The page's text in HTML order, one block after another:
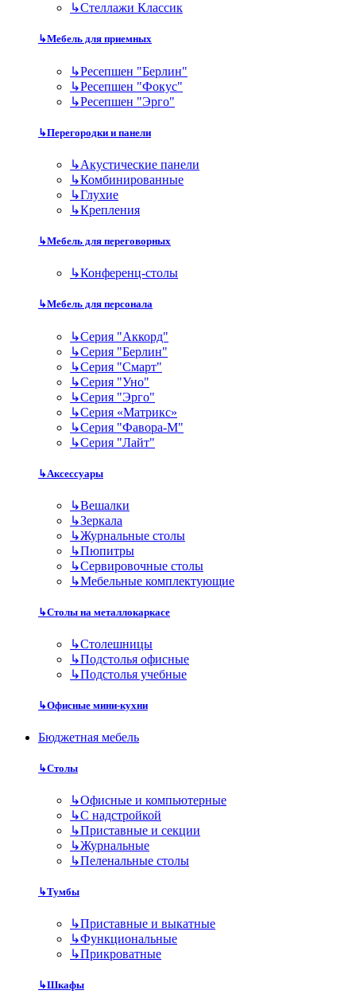
↳Стеллажи Классик
↳Мебель для приемных
↳Ресепшен "Берлин"
↳Ресепшен "Фокус"
↳Ресепшен "Эрго"
↳Перегородки и панели
↳Акустические панели
↳Комбинированные
↳Глухие
↳Крепления
↳Мебель для переговорных
↳Конференц-столы
↳Мебель для персонала
↳Серия "Аккорд"
↳Серия "Берлин"
↳Серия "Смарт"
↳Серия "Уно"
↳Серия "Эрго"
↳Серия «Матрикс»
↳Серия "Фавора-М"
↳Серия "Лайт"
↳Аксессуары
↳Вешалки
↳Зеркала
↳Журнальные столы
↳Пюпитры
↳Сервировочные столы
↳Мебельные комплектующие
↳Столы на металлокаркасе
↳Столешницы
↳Подстолья офисные
↳Подстолья учебные
↳Офисные мини-кухни
Бюджетная мебель
↳Столы
↳Офисные и компьютерные
↳С надстройкой
↳Приставные и секции
↳Журнальные
↳Пеленальные столы
↳Тумбы
↳Приставные и выкатные
↳Функциональные
↳Прикроватные
↳Шкафы